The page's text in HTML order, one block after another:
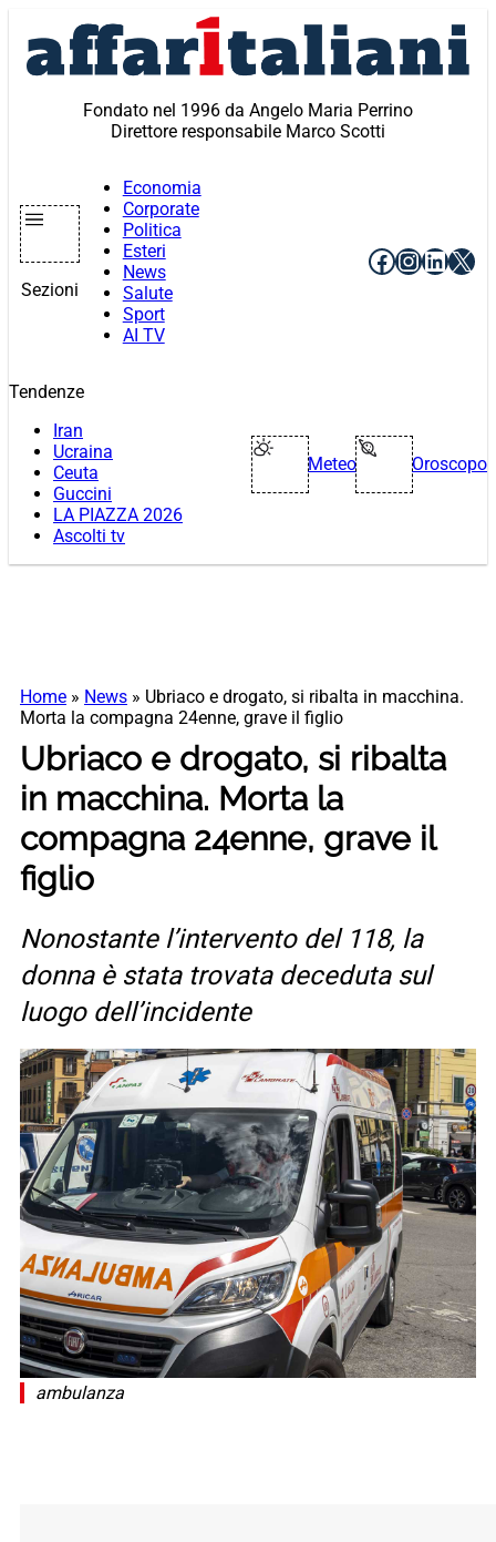
contenuto
Fondato nel 1996 da Angelo Maria Perrino
Direttore responsabile Marco Scotti
Sezioni
Economia
Corporate
Politica
Esteri
News
Salute
Sport
AI TV
Facebook
X
Tendenze
Iran
Ucraina
Ceuta
Guccini
LA PIAZZA 2026
Ascolti tv
Meteo Oroscopo
Home » News » Ubriaco e drogato, si ribalta in macchina.
Morta la compagna 24enne, grave il figlio
Ubriaco e drogato, si ribalta
in macchina. Morta la
compagna 24enne, grave il
figlio
Nonostante l’intervento del 118, la
donna è stata trovata deceduta sul
luogo dell’incidente
ambulanza